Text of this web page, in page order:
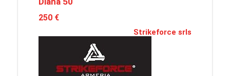
250 €
Strikeforce srls